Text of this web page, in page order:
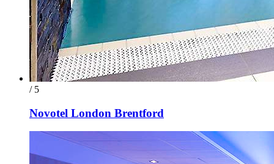
/ 5
Novotel London Brentford